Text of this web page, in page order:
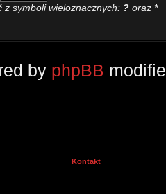
z symboli wieloznacznych: ? oraz *
by phpBB
Kontakt